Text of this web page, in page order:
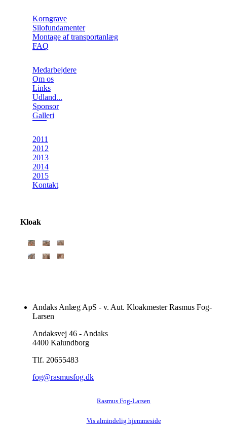
Korngrave
Silofundamenter
Montage af transportanlæg
FAQ
Medarbejdere
Om os
Links
Udland...
Sponsor
Galleri
2011
2012
2013
2014
2015
Kontakt
Kloak
Andaks Anlæg ApS - v. Aut. Kloakmester Rasmus Fog-
Larsen
Andaksvej 46 - Andaks
4400 Kalundborg
Tlf. 20655483
fog@rasmusfog.dk
Rasmus Fog-Larsen
Vis almindelig hjemmeside